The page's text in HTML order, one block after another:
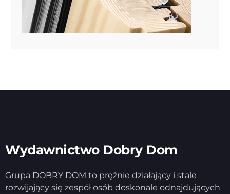
Wydawnictwo Dobry Dom
Grupa DOBRY DOM to prężnie działający i stale
rozwijający się zespół osób doskonale odnajdujących